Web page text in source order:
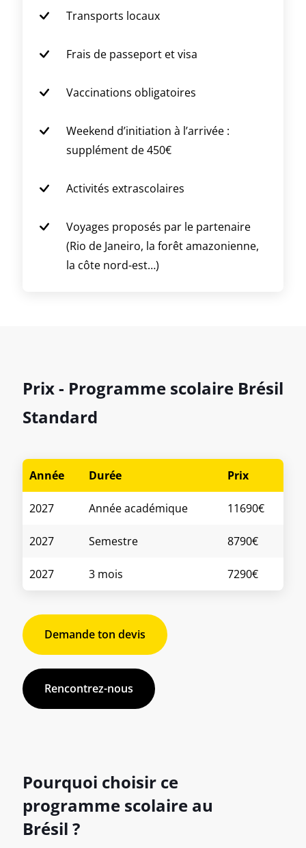
Transports locaux
Frais de passeport et visa
Vaccinations obligatoires
Weekend d’initiation à l’arrivée :
supplément de 450€
Activités extrascolaires
Voyages proposés par le partenaire
(Rio de Janeiro, la forêt amazonienne,
la côte nord-est…)
Prix - Programme scolaire Brésil
Standard
Année Durée Prix
2027 Année académique 11690€
2027 Semestre 8790€
2027 3 mois 7290€
Demande ton devis
Rencontrez-nous
Pourquoi choisir ce
programme scolaire au
Brésil ?